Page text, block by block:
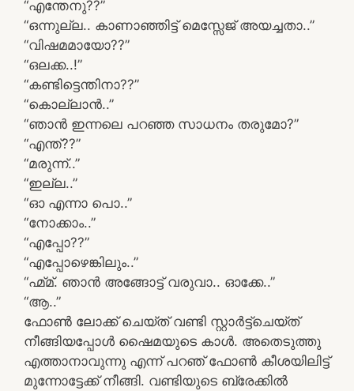
“എന്തേനു??”
“ഒന്നുല്ല.. കാണാഞ്ഞിട്ട് മെസ്സേജ് അയച്ചതാ..”
“വിഷമമായോ??”
“ഒലക്ക..!”
“കണ്ടിട്ടെന്തിനാ??”
“കൊല്ലാൻ..”
“ഞാൻ ഇന്നലെ പറഞ്ഞ സാധനം തരുമോ?”
“എന്ത്??”
“മരുന്ന്..”
“ഇല്ല..”
“ഓ എന്നാ പൊ..”
“നോക്കാം..”
“എപ്പോ??”
“എപ്പോഴെങ്കിലും..”
“ഹ്മ്മ്. ഞാൻ അങ്ങോട്ട് വരുവാ.. ഓക്കേ..”
“ആ..”
ഫോൺ ലോക്ക് ചെയ്ത് വണ്ടി സ്റ്റാർട്ട്‌ചെയ്ത്
നീങ്ങിയപ്പോൾ ഷൈമയുടെ കാൾ. അതെടുത്തു
എത്താനാവുന്നു എന്ന് പറഞ് ഫോൺ കീശയിലിട്ട്
മുന്നോട്ടേക്ക് നീങ്ങി. വണ്ടിയുടെ ബ്രേക്കിൽ